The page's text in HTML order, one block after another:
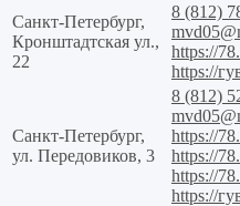
Санкт-Петербург,
Кронштадтская ул.,
22
8 (812)
https://
https://
Санкт-Петербург,
ул. Передовиков, 3
8 (812)
https://
https://
https://
https://